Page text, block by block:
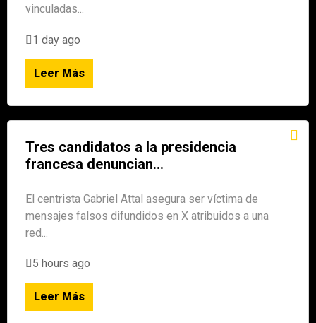
vinculadas...
1 day ago
Leer Más
Tres candidatos a la presidencia
francesa denuncian...
El centrista Gabriel Attal asegura ser víctima de
mensajes falsos difundidos en X atribuidos a una
red...
5 hours ago
Leer Más